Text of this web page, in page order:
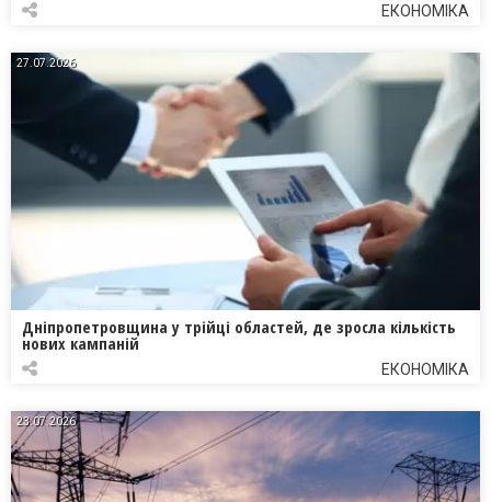
ЕКОНОМІКА
27.07.2026
Дніпропетровщина у трійці областей, де зросла кількість
нових кампаній
ЕКОНОМІКА
23.07.2026